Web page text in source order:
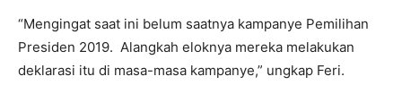
“Mengingat saat ini belum saatnya kampanye Pemilihan
Presiden 2019. Alangkah eloknya mereka melakukan
deklarasi itu di masa-masa kampanye,” ungkap Feri.